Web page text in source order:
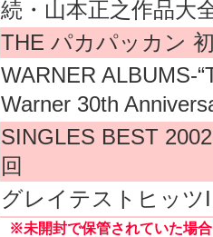
続・山本正之作品大
THE パカパッカン
WARNER ALBUMS-
Warner 30th
SINGLES BEST
回
グレイテストヒッツI
※未開封で保管されていた場